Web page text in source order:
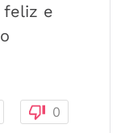
feliz e
0